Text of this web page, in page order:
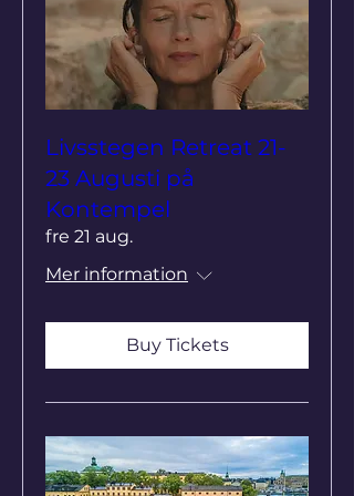
Livsstegen Retreat 21-
23 Augusti på
Kontempel
fre 21 aug.
Mer information
Buy Tickets